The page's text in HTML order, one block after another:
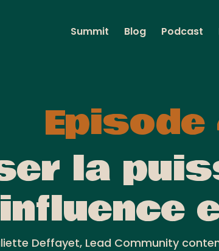
Summit Blog Podcast
Episode
la
Deffayet, Lead Community